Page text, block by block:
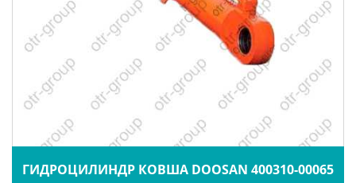
ГИДРОЦИЛИНДР КОВША DOOSAN 400310-00065